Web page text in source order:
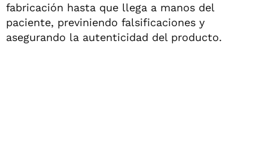
fabricación hasta que llega a manos del
paciente, previniendo falsificaciones y
asegurando la autenticidad del producto.